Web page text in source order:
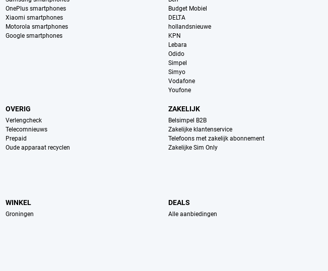
OnePlus smartphones
Xiaomi smartphones
Motorola smartphones
Google smartphones
Budget Mobiel
DELTA
hollandsnieuwe
KPN
Lebara
Odido
Simpel
Simyo
Vodafone
Youfone
OVERIG
Verlengcheck
Telecomnieuws
Prepaid
Oude apparaat recyclen
ZAKELIJK
Belsimpel B2B
Zakelijke klantenservice
Telefoons met zakelijk abonnement
Zakelijke Sim Only
WINKEL
Groningen
DEALS
Alle aanbiedingen